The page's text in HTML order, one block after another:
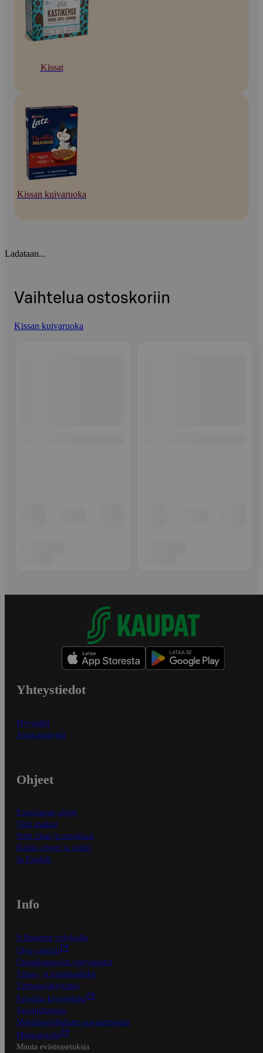
Kissat
Kissan kuivaruoka
Ladataan...
Vaihtelua ostoskoriin
Kissan kuivaruoka
Yhteystiedot
Myymälät
Asiakaspalvelu
Ohjeet
Ensitilaajan ohjeet
Näin maksat
Näin tilaat ja muokkaat
Kaikki ohjeet ja vinkit
In English
Info
S-Business yrityksille
Oiva-raportit
Osuuskauppojen yhteystiedot
Tilaus- ja toimitusehdot
Tietosuojakäytäntö
Palvelun käyttöehdot
Saavutettavuus
Mobiilisovelluksen saavutettavuus
Mainostajalle
Muuta evästeasetuksia